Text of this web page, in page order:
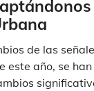
de las
este año, se han